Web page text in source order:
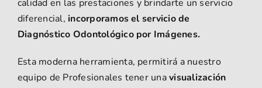
calidad en las prestaciones y brindarte un servicio
diferencial,incorporamos el servicio de
Diagnóstico Odontológico por Imágenes.
Esta moderna herramienta, permitirá a nuestro
equipo de Profesionales tener unavisualización